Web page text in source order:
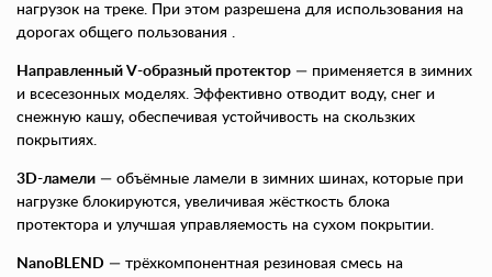
нагрузок на треке. При этом разрешена для использования на
дорогах общего пользования .
Направленный V-образный протектор — применяется в зимних
и всесезонных моделях. Эффективно отводит воду, снег и
снежную кашу, обеспечивая устойчивость на скользких
покрытиях.
3D-ламели — объёмные ламели в зимних шинах, которые при
нагрузке блокируются, увеличивая жёсткость блока
протектора и улучшая управляемость на сухом покрытии.
NanoBLEND — трёхкомпонентная резиновая смесь на